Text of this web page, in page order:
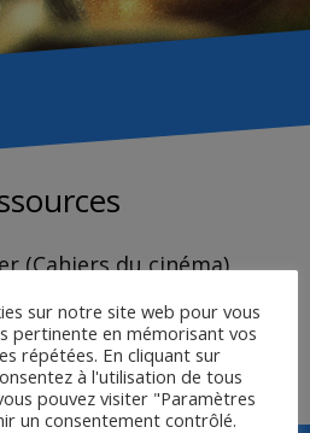
(Cahiers du cinéma)
sur notre site web pour vous
pertinente en mémorisant vos
répétées. En cliquant sur
à l'utilisation de tous
pouvez visiter "Paramètres
un consentement contrôlé.